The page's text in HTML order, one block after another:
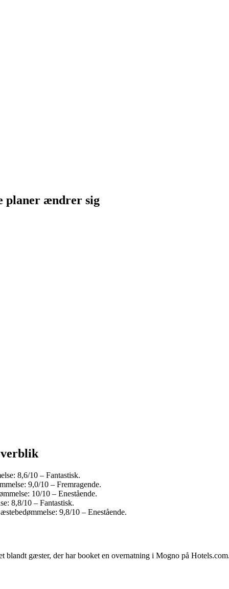
planer ændrer sig
8,6/10 – Fantastisk.
9,0/10 – Fremragende.
10/10 – Enestående.
8,8/10 – Fantastisk.
9,8/10 – Enestående.
blandt gæster, der har booket en overnatning i Mogno på